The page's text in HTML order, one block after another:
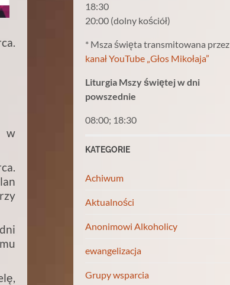
w
18:30
20:00 (dolny kościół)
* Msza święta transmitowana przez
kanał YouTube „Głos Mikołaja”
Liturgia Mszy świętej w dni
powszednie
08:00; 18:30
KATEGORIE
Achiwum
Aktualności
Anonimowi Alkoholicy
ewangelizacja
Grupy wsparcia